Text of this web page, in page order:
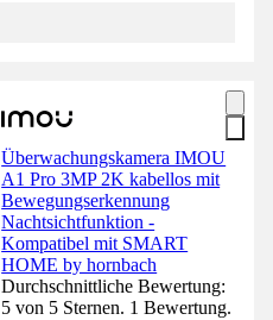
Überwachungskamera IMOU
A1 Pro 3MP 2K kabellos mit
Bewegungserkennung
Nachtsichtfunktion -
Kompatibel mit SMART
HOME by hornbach
Durchschnittliche Bewertung:
5 von 5 Sternen. 1 Bewertung.